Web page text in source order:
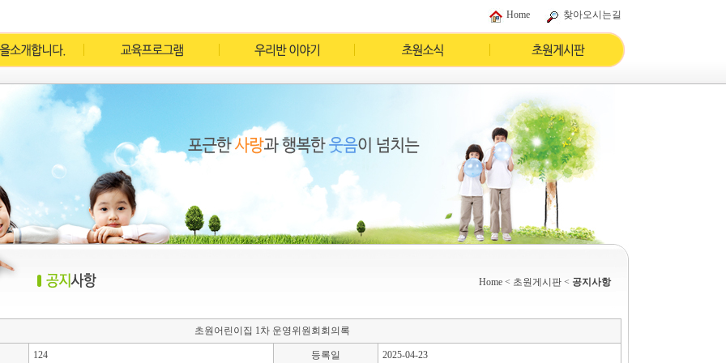
Home 찾아오시는길
Home < 초원게시판 < 공지사항
초원어린이집 1차 운영위원회회의록
124 등록일 2025-04-23